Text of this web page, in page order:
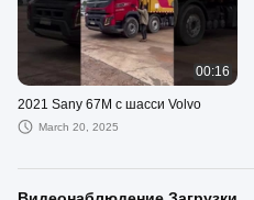
00:16
2021 Sany 67M с шасси Volvo
March 20, 2025